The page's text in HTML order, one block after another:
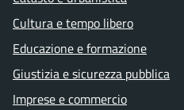
Cultura e tempo libero
Educazione e formazione
Giustizia e sicurezza pubblica
Imprese e commercio